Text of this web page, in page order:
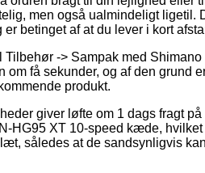
men også ualmindeligt
betinget af at du lever i kort
Tilbehør -> Sampak med
om få sekunder, og af den grund
produkt.
giver løfte om 1 dags fragt
HG95 XT 10-speed kæde,
således at de sandsynligvis